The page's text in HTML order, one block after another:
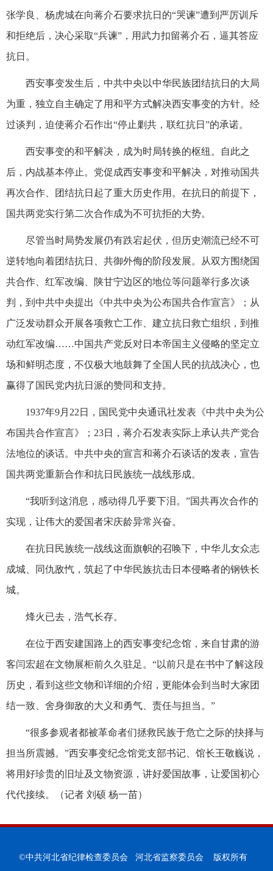
张学良、杨虎城在向蒋介石要求抗日的“哭谏”遭到严厉训斥
和拒绝后，决心采取“兵谏”，用武力扣留蒋介石，逼其答应
抗日。
西安事变发生后，中共中央以中华民族团结抗日的大局
为重，独立自主确定了用和平方式解决西安事变的方针。经
过谈判，迫使蒋介石作出“停止剿共，联红抗日”的承诺。
西安事变的和平解决，成为时局转换的枢纽。自此之
后，内战基本停止。党促成西安事变和平解决，对推动国共
再次合作、团结抗日起了重大历史作用。在抗日的前提下，
国共两党实行第二次合作成为不可抗拒的大势。
尽管当时局势发展仍有跌宕起伏，但历史潮流已经不可
逆转地向着团结抗日、共御外侮的阶段发展。从双方围绕国
共合作、红军改编、陕甘宁边区的地位等问题举行多次谈
判，到中共中央提出《中共中央为公布国共合作宣言》；从
广泛发动群众开展各项救亡工作、建立抗日救亡组织，到推
动红军改编……中国共产党反对日本帝国主义侵略的坚定立
场和鲜明态度，不仅极大地鼓舞了全国人民的抗战决心，也
赢得了国民党内抗日派的赞同和支持。
1937年9月22日，国民党中央通讯社发表《中共中央为公
布国共合作宣言》；23日，蒋介石发表实际上承认共产党合
法地位的谈话。中共中央的宣言和蒋介石谈话的发表，宣告
国共两党重新合作和抗日民族统一战线形成。
“我听到这消息，感动得几乎要下泪。”国共再次合作的
实现，让伟大的爱国者宋庆龄异常兴奋。
在抗日民族统一战线这面旗帜的召唤下，中华儿女众志
成城、同仇敌忾，筑起了中华民族抗击日本侵略者的钢铁长
城。
烽火已去，浩气长存。
在位于西安建国路上的西安事变纪念馆，来自甘肃的游
客闫宏超在文物展柜前久久驻足。“以前只是在书中了解这段
历史，看到这些文物和详细的介绍，更能体会到当时大家团
结一致、舍身御敌的大义和勇气、责任与担当。”
“很多参观者都被革命者们拯救民族于危亡之际的抉择与
担当所震撼。”西安事变纪念馆党支部书记、馆长王敬巍说，
将用好珍贵的旧址及文物资源，讲好爱国故事，让爱国初心
代代接续。（记者 刘硕 杨一苗）
©中共河北省纪律检查委员会 河北省监察委员会 版权所有